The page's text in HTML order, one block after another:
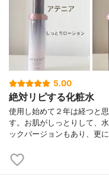
5.00
絶対リピする化粧水
使用し始めて２年は経つと
す。お肌がしっとりして、
ックバージョンもあり、更